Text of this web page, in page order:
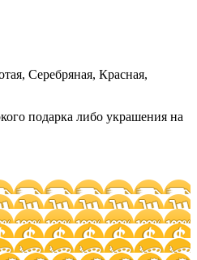
Серебряная, Красная,
подарка либо украшения на